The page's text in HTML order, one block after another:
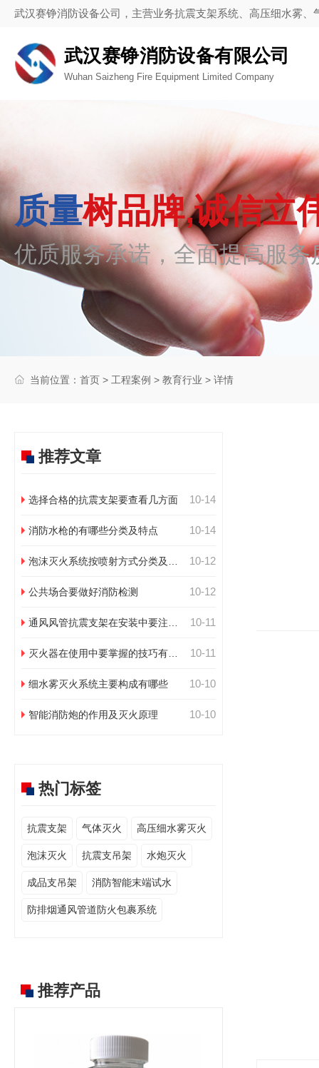
武汉赛铮消防设备公司，主营业务抗震支架系统、高压细水雾
武汉赛铮消防设备有限公司
Wuhan Saizheng Fire Equipment Limited Company
质量树品牌,诚信立
优质服务承诺，全面提高服务
当前位置： 首页 > 工程案例 > 教育行业 > 详情
推荐文章
选择合格的抗震支架要查看几方面 10-14
消防水枪的有哪些分类及特点 10-14
泡沫灭火系统按喷射方式分类及特
10-12
公共场合要做好消防检测 10-12
通风风管抗震支架在安装中要注意
10-11
灭火器在使用中要掌握的技巧有哪
10-11
细水雾灭火系统主要构成有哪些 10-10
智能消防炮的作用及灭火原理 10-10
热门标签
抗震支架 气体灭火 高压细水雾灭火
泡沫灭火 抗震支吊架 水炮灭火
成品支吊架 消防智能末端试水
防排烟通风管道防火包裹系统
推荐产品